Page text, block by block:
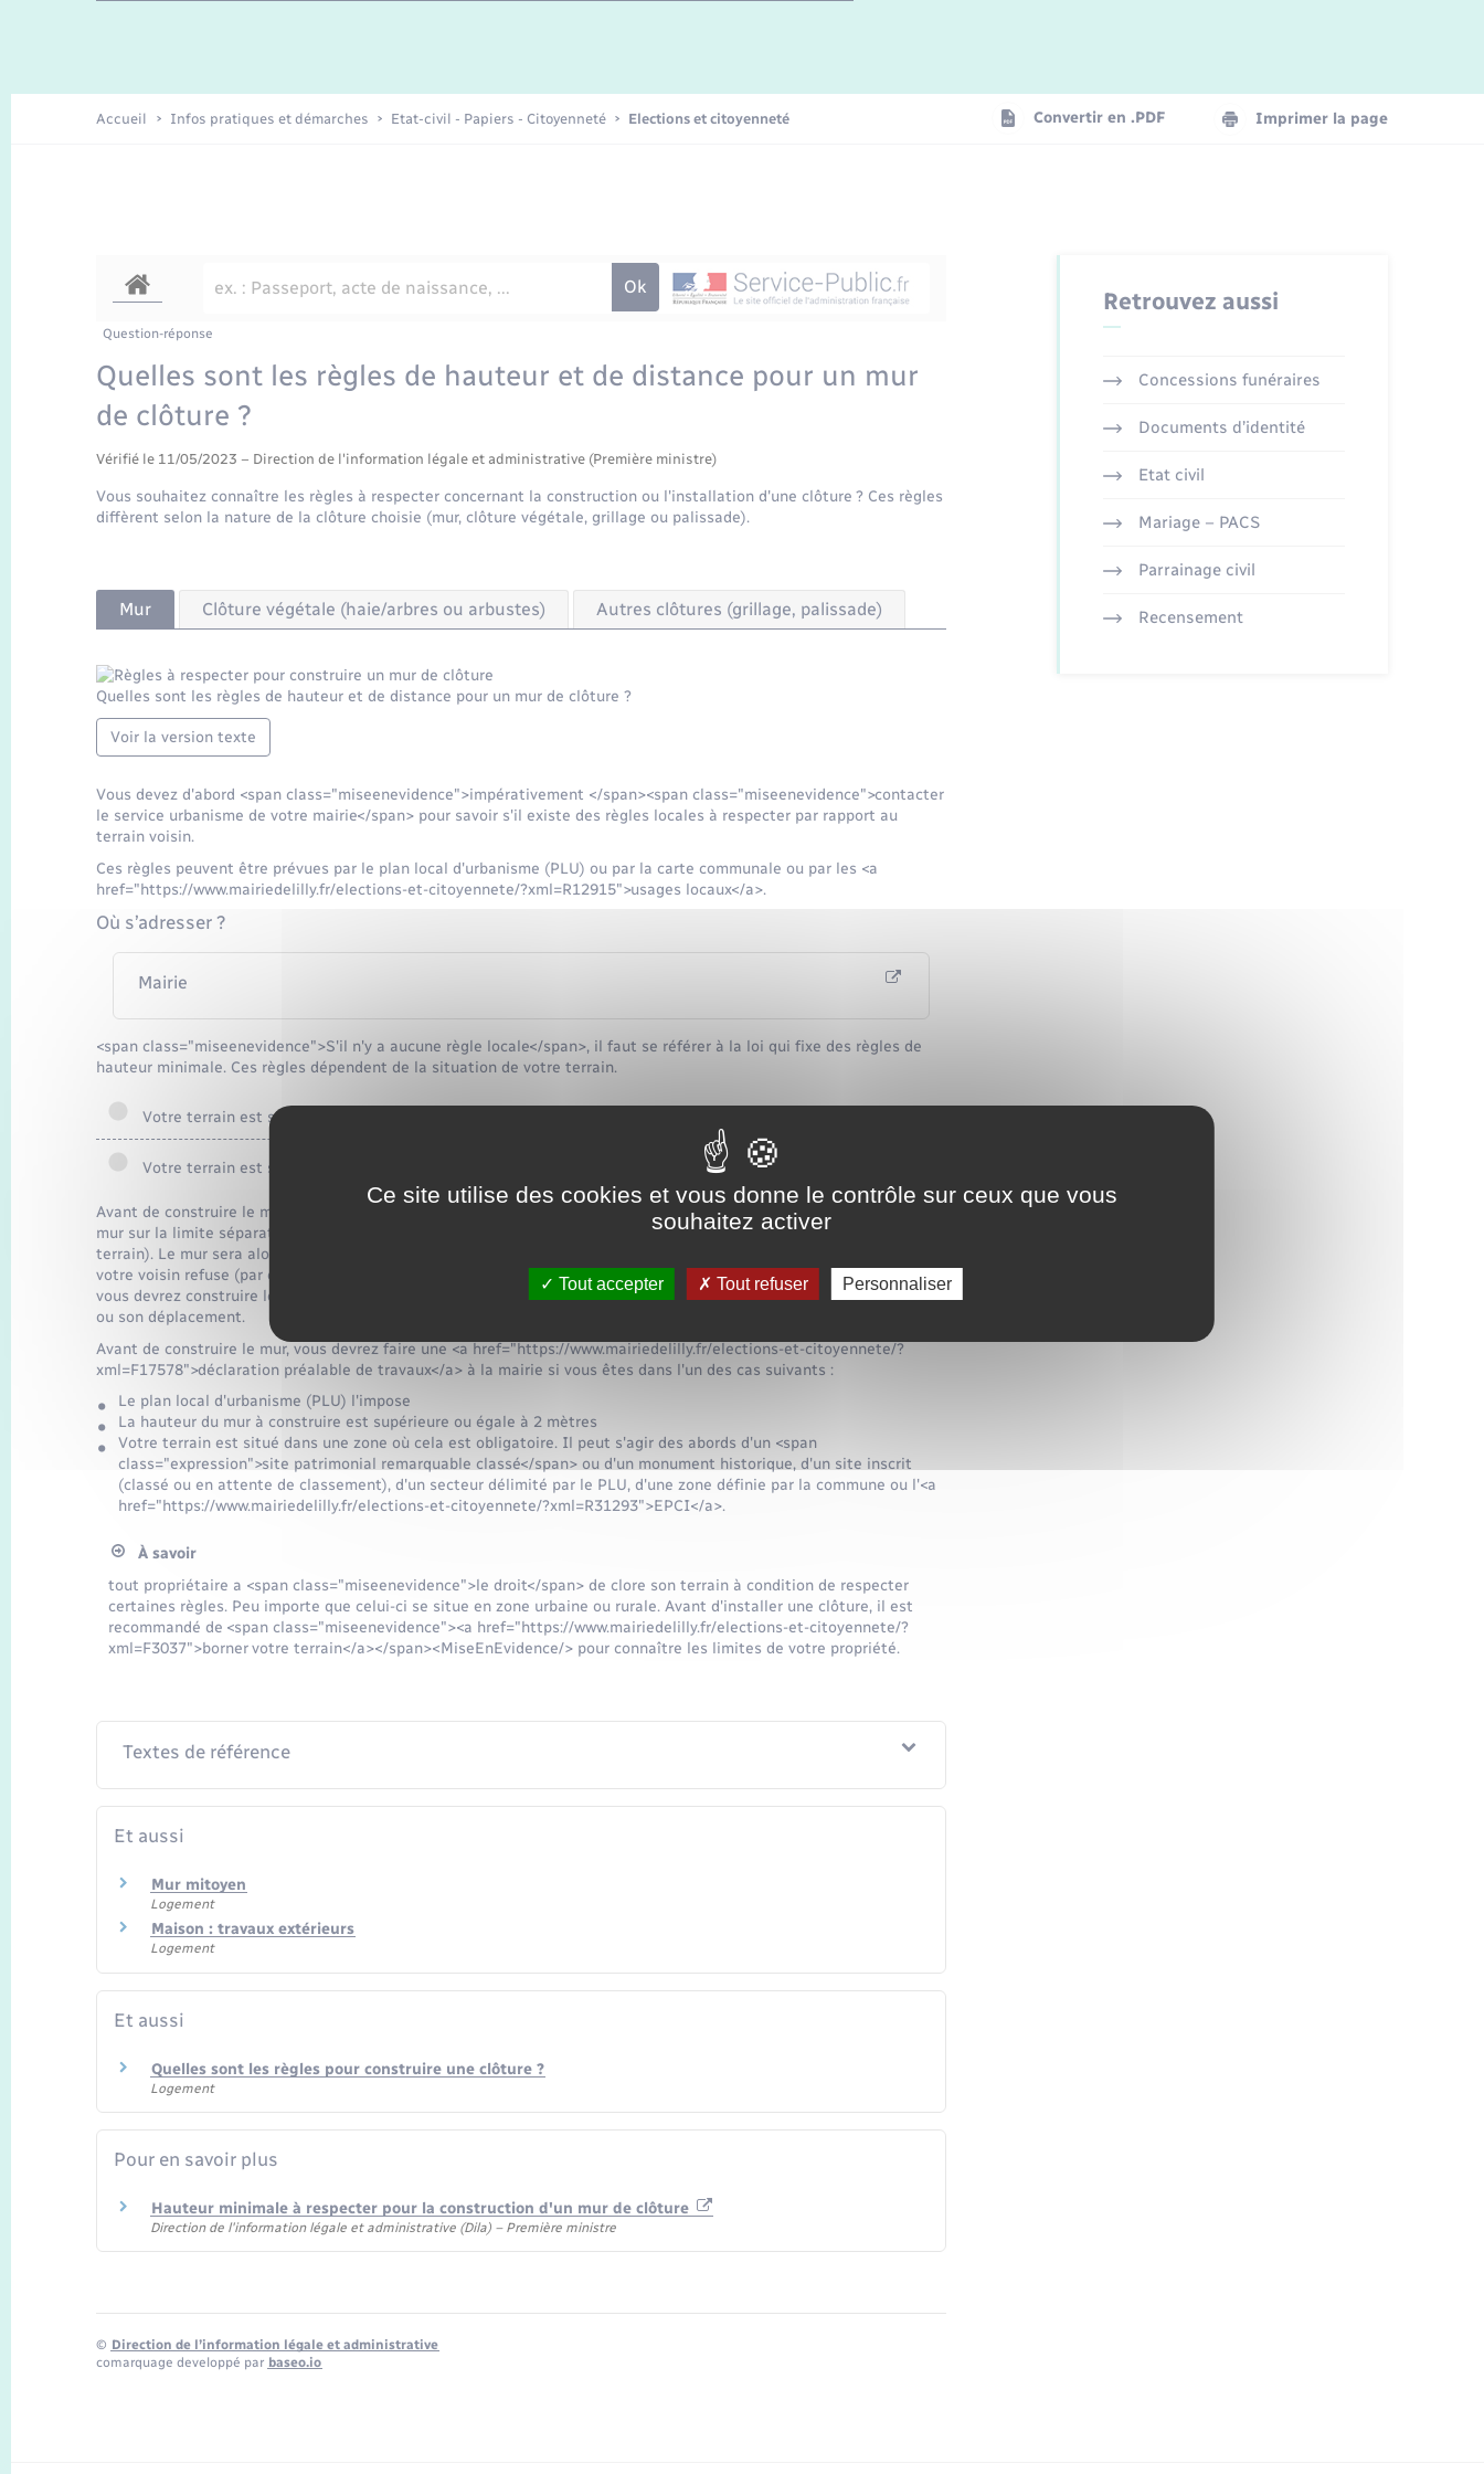
Enfants – Jeunes
Accueil Infos pratiques et démarches Etat-civil - Papiers - Citoyenneté Elections et citoyenneté Convertir en .PDF Imprimer la page
Question-réponse
Quelles sont les règles de hauteur et de distance pour un mur
de clôture ?
Vérifié le 11/05/2023 – Direction de l'information légale et administrative (Première ministre)
Vous souhaitez connaître les règles à respecter concernant la construction ou l'installation d'une clôture ? Ces règles
diffèrent selon la nature de la clôture choisie (mur, clôture végétale, grillage ou palissade).
Mur Clôture végétale (haie/arbres ou arbustes) Autres clôtures (grillage, palissade)
Quelles sont les règles de hauteur et de distance pour un mur de clôture ?
Voir la version texte
Vous devez d'abord <span class="miseenevidence">impérativement </span><span class="miseenevidence">contacter
le service urbanisme de votre mairie</span> pour savoir s'il existe des règles locales à respecter par rapport au
terrain voisin.
Ces règles peuvent être prévues par le plan local d'urbanisme (PLU) ou par la carte communale ou par les <a
href="https://www.mairiedelilly.fr/elections-et-citoyennete/?xml=R12915">usages locaux</a>.
Où s’adresser ?
Mairie
<span class="miseenevidence">S'il n'y a aucune règle locale</span>, il faut se référer à la loi qui fixe des règles de
hauteur minimale. Ces règles dépendent de la situation de votre terrain.
Votre terrain est situé sur une commune de moins de 50 000 habitants
Votre terrain est situé sur une commune d'au moins 50 000 habitants
Avant de construire le mur, il est recommandé d'en parler à votre voisin. S'il accepte, vous pourrez alors construire le
mur sur la limite séparative de vos 2 terrains en partageant les frais par moitié (cela évite également une perte de
terrain). Le mur sera alors <a href="https://www.mairiedelilly.fr/elections-et-citoyennete/?xml=F2415">mitoyen</a>. Si
votre voisin refuse (par exemple, il ne souhaite ni participer aux frais de construction, ni voir de mur sur son terrain),
vous devrez construire le mur uniquement sur votre terrain. A défaut, votre voisin pourrait exiger la démolition du mur
ou son déplacement.
Avant de construire le mur, vous devrez faire une <a href="https://www.mairiedelilly.fr/elections-et-citoyennete/?
xml=F17578">déclaration préalable de travaux</a> à la mairie si vous êtes dans l'un des cas suivants :
Le plan local d'urbanisme (PLU) l'impose
La hauteur du mur à construire est supérieure ou égale à 2 mètres
Votre terrain est situé dans une zone où cela est obligatoire. Il peut s'agir des abords d'un <span
class="expression">site patrimonial remarquable classé</span> ou d'un monument historique, d'un site inscrit
(classé ou en attente de classement), d'un secteur délimité par le PLU, d'une zone définie par la commune ou l'<a
href="https://www.mairiedelilly.fr/elections-et-citoyennete/?xml=R31293">EPCI</a>.
À savoir
tout propriétaire a <span class="miseenevidence">le droit</span> de clore son terrain à condition de respecter
certaines règles. Peu importe que celui-ci se situe en zone urbaine ou rurale. Avant d'installer une clôture, il est
recommandé de <span class="miseenevidence"><a href="https://www.mairiedelilly.fr/elections-et-citoyennete/?
xml=F3037">borner votre terrain</a></span><MiseEnEvidence/> pour connaître les limites de votre propriété.
Textes de référence
Et aussi
Mur mitoyen
Logement
Maison : travaux extérieurs
Logement
Et aussi
Quelles sont les règles pour construire une clôture ?
Logement
Pour en savoir plus
Hauteur minimale à respecter pour la construction d'un mur de clôture
Direction de l'information légale et administrative (Dila) – Première ministre
© Direction de l’information légale et administrative
comarquage developpé par baseo.io
Retrouvez aussi
Concessions funéraires
Documents d’identité
Etat civil
Mariage – PACS
Parrainage civil
Recensement
Ce site utilise des cookies et vous donne le contrôle sur ceux que vous
souhaitez activer
Tout accepter Tout refuser Personnaliser